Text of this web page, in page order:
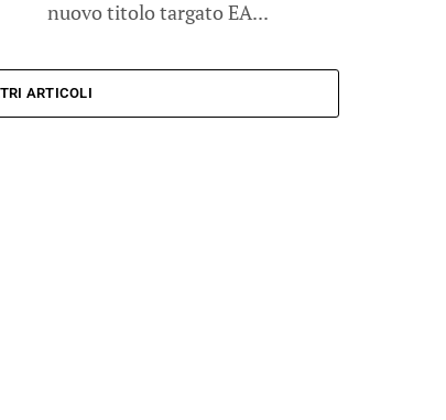
nuovo titolo targato EA...
ARTICOLI